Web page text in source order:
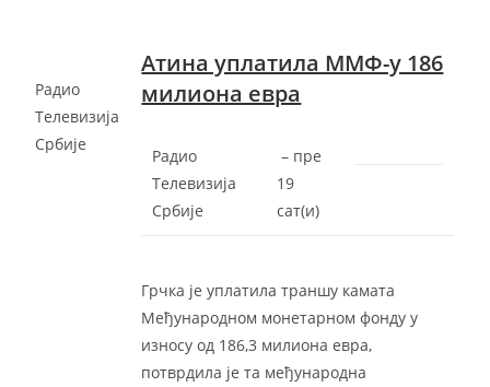
Радио
Телевизија
Србије
Атина уплатила ММФ-у 186
милиона евра
Радио
Телевизија
Србије
– ‎пре
19
сат(и)‎
Грчка је уплатила траншу камата
Међународном монетарном фонду у
износу од 186,3 милиона евра,
потврдила је та међународна